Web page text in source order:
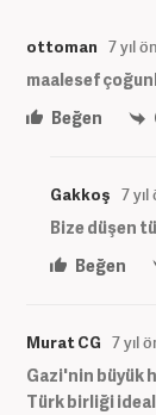
ottoman 7 yıl
maalesef
Beğen
Gakkoş 7
Bize düşen
Beğen
Murat CG 7 yıl
Gazi'nin büyük
Türk birliği